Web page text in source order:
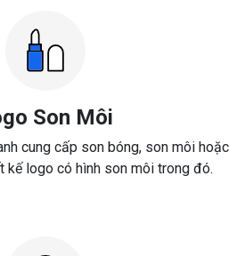
Son Môi
cung cấp son bóng, son môi hoặc
kế logo có hình son môi trong đó.